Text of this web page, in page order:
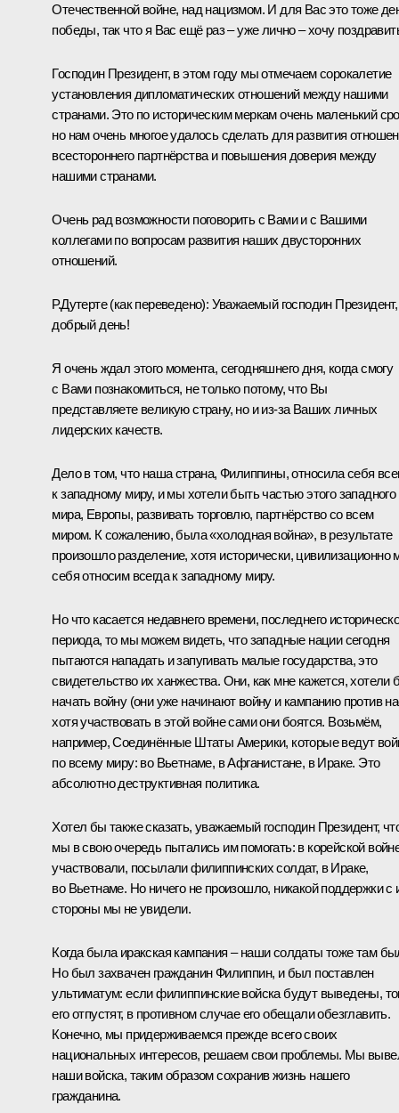
Отечественной войне, над нацизмом. И для Вас это тоже
победы, так что я Вас ещё раз – уже лично – хочу
Господин Президент, в этом году мы отмечаем сорокалетие
установления дипломатических отношений между нашими
странами. Это по историческим меркам очень маленький
но нам очень многое удалось сделать для развития
всестороннего партнёрства и повышения доверия между
нашими странами.
Очень рад возможности поговорить с Вами и с Вашими
коллегами по вопросам развития наших двусторонних
отношений.
Р.Дутерте(как переведено): Уважаемый господин Президент,
добрый день!
Я очень ждал этого момента, сегодняшнего дня, когда смогу
с Вами познакомиться, не только потому, что Вы
представляете великую страну, но и из‑за Ваших личных
лидерских качеств.
Дело в том, что наша страна, Филиппины, относила себя
к западному миру, и мы хотели быть частью этого западного
мира, Европы, развивать торговлю, партнёрство со всем
миром. К сожалению, была «холодная война», в результате
произошло разделение, хотя исторически, цивилизационно
себя относим всегда к западному миру.
Но что касается недавнего времени, последнего
периода, то мы можем видеть, что западные нации сегодня
пытаются нападать и запугивать малые государства, это
свидетельство их ханжества. Они, как мне кажется, хотели
начать войну (они уже начинают войну и кампанию против
хотя участвовать в этой войне сами они боятся. Возьмём,
например, Соединённые Штаты Америки, которые ведут
по всему миру: во Вьетнаме, в Афганистане, в Ираке. Это
абсолютно деструктивная политика.
Хотел бы также сказать, уважаемый господин Президент,
мы в свою очередь пытались им помогать: в корейской
участвовали, посылали филиппинских солдат, в Ираке,
во Вьетнаме. Но ничего не произошло, никакой поддержки с
стороны мы не увидели.
Когда была иракская кампания – наши солдаты тоже там
Но был захвачен гражданин Филиппин, и был поставлен
ультиматум: если филиппинские войска будут выведены,
его отпустят, в противном случае его обещали обезглавить.
Конечно, мы придерживаемся прежде всего своих
национальных интересов, решаем свои проблемы. Мы
наши войска, таким образом сохранив жизнь нашего
гражданина.